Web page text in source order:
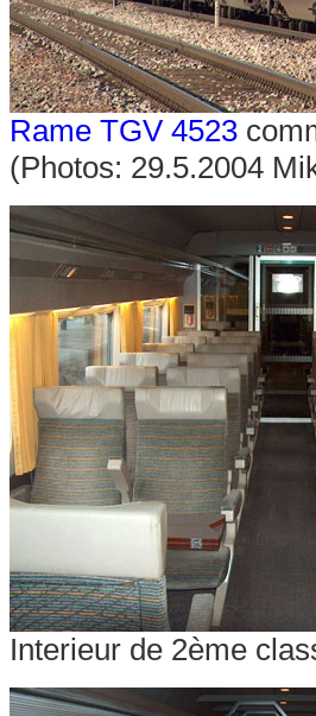
Rame TGV 4523
(Photos: 29.5.2004
Interieur de 2ème